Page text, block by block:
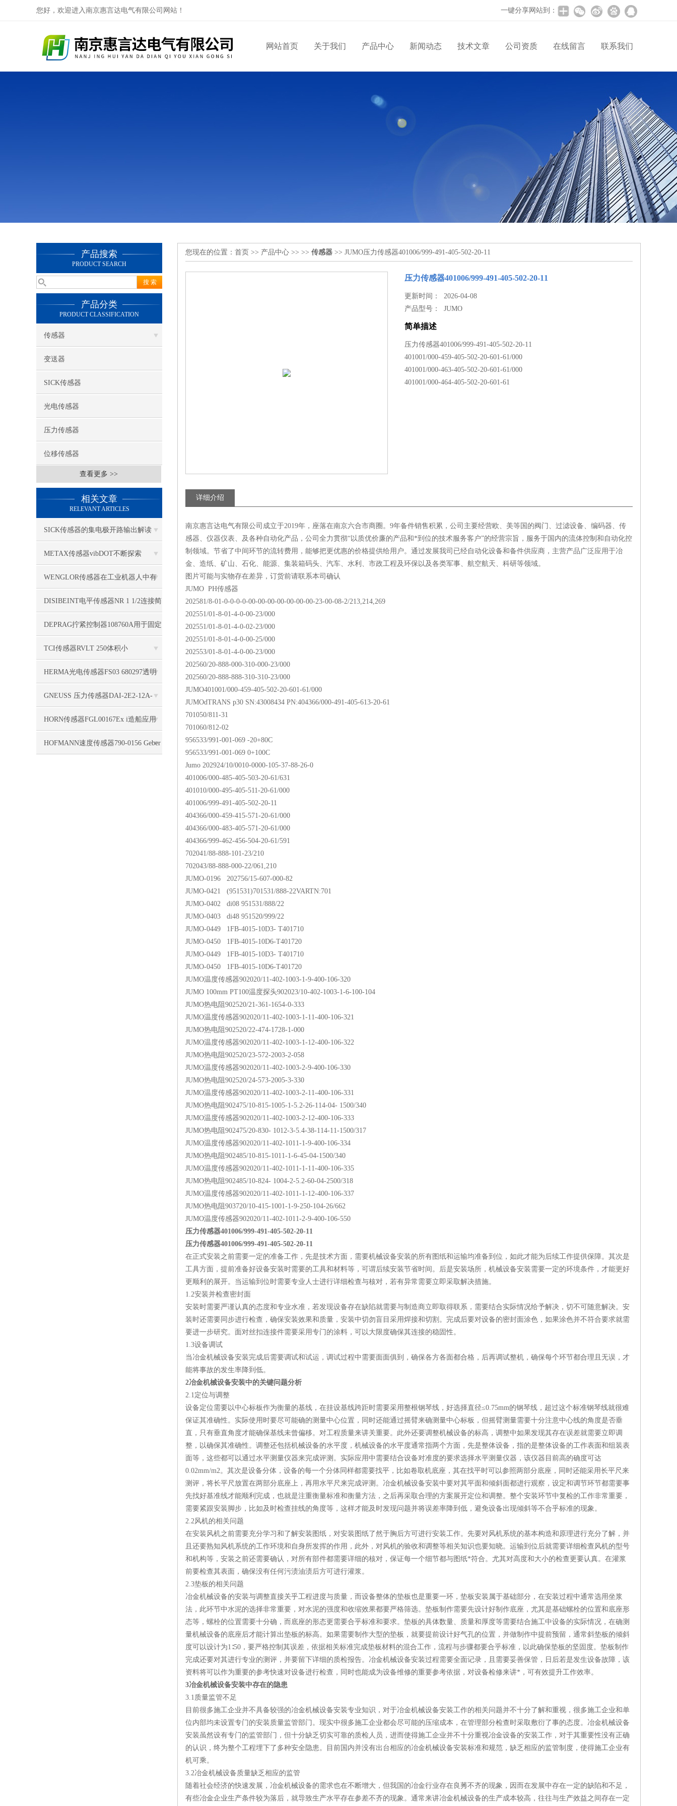
您好，欢迎进入南京惠言达电气有限公司网站！ 一键分享网站到：
网站首页 关于我们 产品中心 新闻动态 技术文章 公司资质 在线留言 联系我们
产品搜索
PRODUCT SEARCH
产品分类
PRODUCT CLASSIFICATION
传感器
变送器
SICK传感器
光电传感器
压力传感器
位移传感器
查看更多 >>
相关文章
RELEVANT ARTICLES
SICK传感器的集电极开路输出解读
METAX传感器vibDOT不断探索
SGD185-1
WENGLOR传感器在工业机器人中有
哪些应用？
DISIBEINT电平传感器NR 1 1/2连接简
单
DEPRAG拧紧控制器108760A用于固定
应用
TCI传感器RVLT 250体积小
HERMA光电传感器FS03 680297透明
标签使用
GNEUSS 压力传感器DAI-2E2-12A-
B50Z-S0-F5-R-W-6P支持
HORN传感器FGL00167Ex i造船应用
HOFMANN速度传感器790-0156 Geber
您现在的位置： 首页 >> 产品中心 >> >> 传感器 >> JUMO压力传感器401006/999-491-405-502-20-11
压力传感器401006/999-491-405-502-20-11
更新时间： 2026-04-08
产品型号：JUMO
简单描述
压力传感器401006/999-491-405-502-20-11
401001/000-459-405-502-20-601-61/000
401001/000-463-405-502-20-601-61/000
401001/000-464-405-502-20-601-61
详细介绍
南京惠言达电气有限公司成立于2019年，座落在南京六合市商圈。9年备件销售积累，公司主要经营欧、美等国的阀门、过滤设备、编码器、传
感器、仪器仪表、及各种自动化产品，公司全力贯彻“以质优价廉的产品和*到位的技术服务客户”的经营宗旨，服务于国内的流体控制和自动化控
制领域。节省了中间环节的流转费用，能够把更优惠的价格提供给用户。通过发展我司已经自动化设备和备件供应商，主营产品广泛应用于冶
金、造纸、矿山、石化、能源、集装箱码头、汽车、水利、市政工程及环保以及各类军事、航空航天、科研等领域。
图片可能与实物存在差异，订货前请联系本司确认
JUMO PH传感器
202581/8-01-0-0-0-0-00-00-00-00-00-00-00-23-00-08-2/213,214,269
202551/01-8-01-4-0-00-23/000
202551/01-8-01-4-0-02-23/000
202551/01-8-01-4-0-00-25/000
202553/01-8-01-4-0-00-23/000
202560/20-888-000-310-000-23/000
202560/20-888-888-310-310-23/000
JUMO401001/000-459-405-502-20-601-61/000
JUMOdTRANS p30 SN:43008434 PN:404366/000-491-405-613-20-61
701050/811-31
701060/812-02
956533/991-001-069 -20+80C
956533/991-001-069 0+100C
Jumo 202924/10/0010-0000-105-37-88-26-0
401006/000-485-405-503-20-61/631
401010/000-495-405-511-20-61/000
401006/999-491-405-502-20-11
404366/000-459-415-571-20-61/000
404366/000-483-405-571-20-61/000
404366/999-462-456-504-20-61/591
702041/88-888-101-23/210
702043/88-888-000-22/061,210
JUMO-0196 202756/15-607-000-82
JUMO-0421 (951531)701531/888-22VARTN:701
JUMO-0402 di08 951531/888/22
JUMO-0403 di48 951520/999/22
JUMO-0449 1FB-4015-10D3- T401710
JUMO-0450 1FB-4015-10D6-T401720
JUMO-0449 1FB-4015-10D3- T401710
JUMO-0450 1FB-4015-10D6-T401720
JUMO温度传感器902020/11-402-1003-1-9-400-106-320
JUMO 100mm PT100温度探头902023/10-402-1003-1-6-100-104
JUMO热电阻902520/21-361-1654-0-333
JUMO温度传感器902020/11-402-1003-1-11-400-106-321
JUMO热电阻902520/22-474-1728-1-000
JUMO温度传感器902020/11-402-1003-1-12-400-106-322
JUMO热电阻902520/23-572-2003-2-058
JUMO温度传感器902020/11-402-1003-2-9-400-106-330
JUMO热电阻902520/24-573-2005-3-330
JUMO温度传感器902020/11-402-1003-2-11-400-106-331
JUMO热电阻902475/10-815-1005-1-5.2-26-114-04- 1500/340
JUMO温度传感器902020/11-402-1003-2-12-400-106-333
JUMO热电阻902475/20-830- 1012-3-5.4-38-114-11-1500/317
JUMO温度传感器902020/11-402-1011-1-9-400-106-334
JUMO热电阻902485/10-815-1011-1-6-45-04-1500/340
JUMO温度传感器902020/11-402-1011-1-11-400-106-335
JUMO热电阻902485/10-824- 1004-2-5.2-60-04-2500/318
JUMO温度传感器902020/11-402-1011-1-12-400-106-337
JUMO热电阻903720/10-415-1001-1-9-250-104-26/662
JUMO温度传感器902020/11-402-1011-2-9-400-106-550
压力传感器401006/999-491-405-502-20-11
压力传感器401006/999-491-405-502-20-11
在正式安装之前需要一定的准备工作，先是技术方面，需要机械设备安装的所有图纸和运输均准备到位，如此才能为后续工作提供保障。其次是
工具方面，提前准备好设备安装时需要的工具和材料等，可谓后续安装节省时间。后是安装场所，机械设备安装需要一定的环境条件，才能更好
更顺利的展开。当运输到位时需要专业人士进行详细检查与核对，若有异常需要立即采取解决措施。
1.2安装并检查密封面
安装时需要严谨认真的态度和专业水准，若发现设备存在缺陷就需要与制造商立即取得联系，需要结合实际情况给予解决，切不可随意解决。安
装时还需要同步进行检查，确保安装效果和质量，安装中切勿盲目采用焊接和切割。完成后要对设备的密封面涂色，如果涂色并不符合要求就需
要进一步研究。面对丝扣连接件需要采用专门的涂料，可以大限度确保其连接的稳固性。
1.3设备调试
当冶金机械设备安装完成后需要调试和试运，调试过程中需要面面俱到，确保各方各面都合格，后再调试整机，确保每个环节都合理且无误，才
能将事故的发生率降到低。
2冶金机械设备安装中的关键问题分析
2.1定位与调整
设备定位需要以中心标板作为衡量的基线，在挂设基线跨距时需要采用整根钢琴线，好选择直径≤0.75mm的钢琴线，超过这个标准钢琴线就很难
保证其准确性。实际使用时要尽可能确的测量中心位置，同时还能通过摇臂来确测量中心标板，但摇臂测量需要十分注意中心线的角度是否垂
直，只有垂直角度才能确保基线未曾偏移。对工程质量来讲关重要。此外还要调整机械设备的标高，调整中如果发现其存在误差就需要立即调
整，以确保其准确性。调整还包括机械设备的水平度，机械设备的水平度通常指两个方面，先是整体设备，指的是整体设备的工作表面和组装表
面等，这些都可以通过水平测量仪器来完成评测。实际应用中需要结合设备对准度的要求选择水平测量仪器，该仪器目前高的确度可达
0.02mm/m2。其次是设备分体，设备的每一个分体同样都需要找平，比如卷取机底座，其在找平时可以参照两部分底座，同时还能采用长平尺来
测评，将长平尺放置在两部分底座上，再用水平尺来完成评测。冶金机械设备安装中要对其平面和倾斜面都进行观察，设定和调节环节都需要事
先找好基准线才能顺利完成，也就是注重衡量标准和衡量方法，之后再采取合理的方案展开定位和调整。整个安装环节中复检的工作非常重要，
需要紧跟安装脚步，比如及时检查挂线的角度等，这样才能及时发现问题并将误差率降到低，避免设备出现倾斜等不合乎标准的现象。
2.2风机的相关问题
在安装风机之前需要充分学习和了解安装图纸，对安装图纸了然于胸后方可进行安装工作。先要对风机系统的基本构造和原理进行充分了解，并
且还要熟知风机系统的工作环境和自身所发挥的作用，此外，对风机的验收和调整等相关知识也要知晓。运输到位后就需要详细检查风机的型号
和机构等，安装之前还需要确认，对所有部件都需要详细的核对，保证每一个细节都与图纸*符合。尤其对高度和大小的检查更要认真。在灌浆
前要检查其表面，确保没有任何污渍油渍后方可进行灌浆。
2.3垫板的相关问题
冶金机械设备的安装与调整直接关乎工程进度与质量，而设备整体的垫板也是重要一环，垫板安装属于基础部分，在安装过程中通常选用坐浆
法，此环节中水泥的选择非常重要，对水泥的强度和收缩效果都要严格筛选。垫板制作需要先设计好制作底座，尤其是基础螺栓的位置和底座形
态等，螺栓的位置需要十分确，而底座的形态更需要合乎标准和要求。垫板的具体数量、质量和厚度等需要结合施工中设备的实际情况，在确测
量机械设备的底座后才能计算出垫板的标高。如果需要制作大型的垫板，就要提前设计好气孔的位置，并做制作中提前预留，通常斜垫板的倾斜
度可以设计为1∶50，要严格控制其误差，依据相关标准完成垫板材料的混合工作，流程与步骤都要合乎标准，以此确保垫板的坚固度。垫板制作
完成还要对其进行专业的测评，并要留下详细的质检报告。冶金机械设备安装过程需要全面记录，且需要妥善保管，日后若是发生设备故障，该
资料将可以作为重要的参考快速对设备进行检查，同时也能成为设备维修的重要参考依据，对设备检修来讲*，可有效提升工作效率。
3冶金机械设备安装中存在的隐患
3.1质量监管不足
目前很多施工企业并不具备较强的冶金机械设备安装专业知识，对于冶金机械设备安装工作的相关问题并不十分了解和重视，很多施工企业和单
位内部均未设置专门的安装质量监管部门。现实中很多施工企业都会尽可能的压缩成本，在管理部分检查时采取敷衍了事的态度。冶金机械设备
安装虽然设有专门的监管部门，但十分缺乏切实可靠的质检人员，进而使得施工企业并不十分重视冶金设备的安装工作，对于其重要性没有正确
的认识，终为整个工程埋下了多种安全隐患。目前国内并没有出台相应的冶金机械设备安装标准和规范，缺乏相应的监管制度，使得施工企业有
机可乘。
3.2冶金机械设备质量缺乏相应的监管
随着社会经济的快速发展，冶金机械设备的需求也在不断增大，但我国的冶金行业存在良莠不齐的现象，因而在发展中存在一定的缺陷和不足，
有些冶金企业生产条件较为落后，就导致生产水平存在参差不齐的现象。通常来讲冶金机械设备的生产成本较高，往往与生产效益之间存在一定